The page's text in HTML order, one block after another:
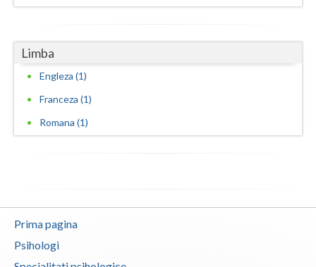
Tulcea
Valcea
Vaslui
Vrancea
Limba
Engleza (1)
Franceza (1)
Romana (1)
Prima pagina
Psihologi